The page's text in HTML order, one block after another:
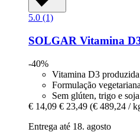
5.0 (1)
SOLGAR Vitamina
-40%
Vitamina D3
Formulação vegetariana
Sem glúten, trigo e soja
€ 14,09 € 23,49 (€ 489,24 /
Entrega até 18. agosto